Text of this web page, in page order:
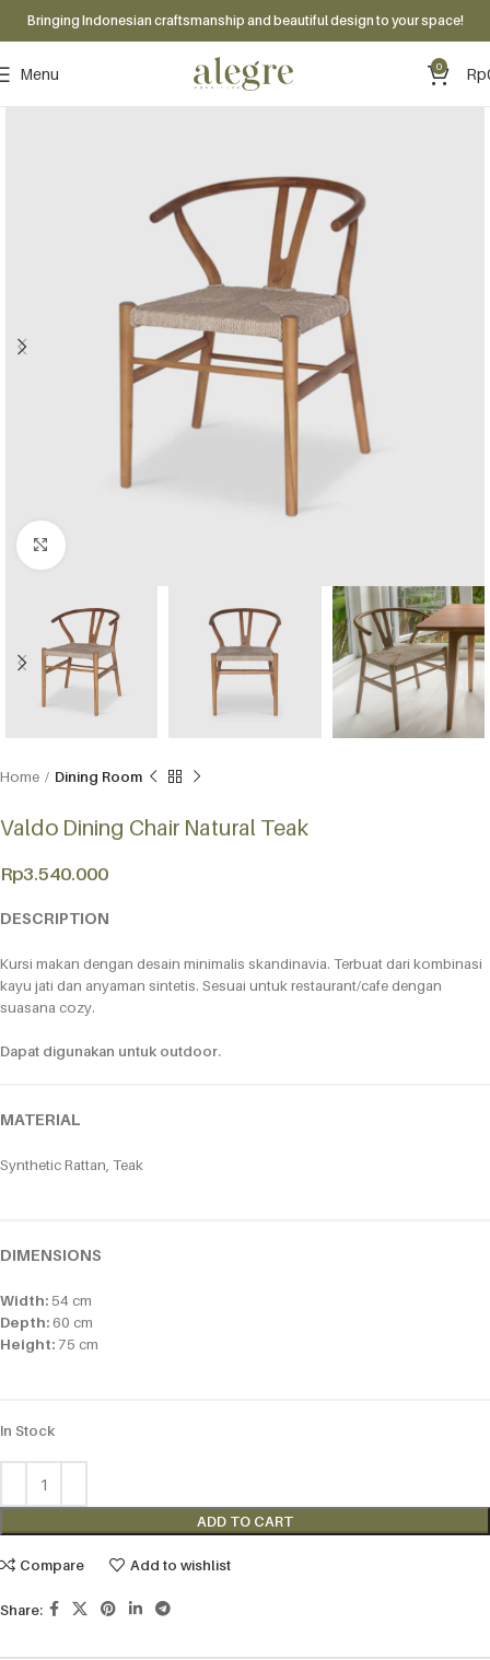
Bringing Indonesian craftsmanship and beautiful design to your space!
Menu 0 Rp
Home Dining Room
Valdo Dining Chair Natural Teak
Rp3.540.000
DESCRIPTION
Kursi makan dengan desain minimalis skandinavia. Terbuat dari kombinasi
kayu jati dan anyaman sintetis. Sesuai untuk restaurant/cafe dengan
suasana cozy.
Dapat digunakan untuk outdoor.
MATERIAL
Synthetic Rattan, Teak
DIMENSIONS
Width: 54 cm
Depth:60 cm
Height:75 cm
In Stock
ADD TO CART
Compare Add to wishlist
Share: